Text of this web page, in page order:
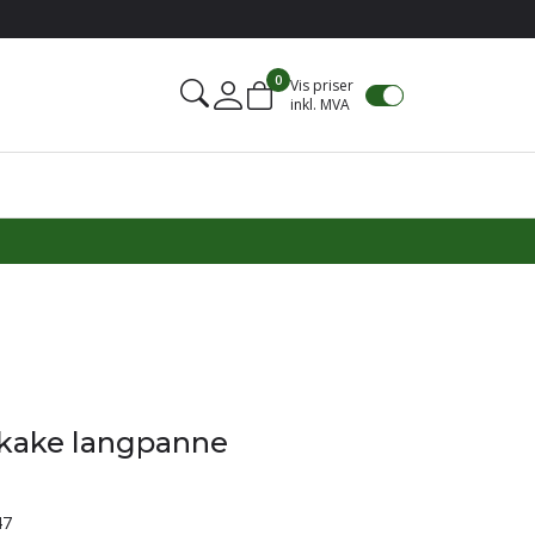
Mine sider
0 Vis priser
inkl. MVA
langpanne